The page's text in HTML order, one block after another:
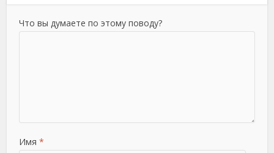
Что вы думаете по этому поводу?
Имя *